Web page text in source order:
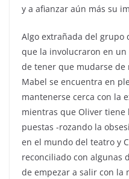
y a afianzar aún más su
Algo extrañada del grupo
que la involucraron en
de tener que mudarse de
Mabel se encuentra en
mantenerse cerca con la
mientras que Oliver tiene
puestas -rozando la
en el mundo del teatro y
reconciliado con algunas
de empezar a salir con la